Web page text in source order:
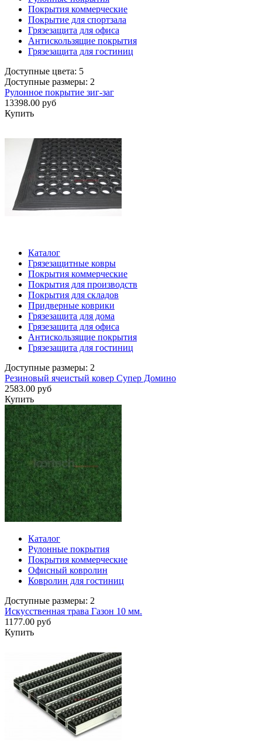
Покрытия коммерческие
Покрытие для спортзала
Грязезащита для офиса
Антискользящие покрытия
Грязезащита для гостиниц
Доступные цвета: 5
Доступные размеры: 2
Рулонное покрытие зиг-заг
13398.00 руб
Купить
Каталог
Грязезащитные ковры
Покрытия коммерческие
Покрытия для производств
Покрытия для складов
Придверные коврики
Грязезащита для дома
Грязезащита для офиса
Антискользящие покрытия
Грязезащита для гостиниц
Доступные размеры: 2
Резиновый ячеистый ковер Супер Домино
2583.00 руб
Купить
Каталог
Рулонные покрытия
Покрытия коммерческие
Офисный ковролин
Ковролин для гостиниц
Доступные размеры: 2
Искусственная трава Газон 10 мм.
1177.00 руб
Купить